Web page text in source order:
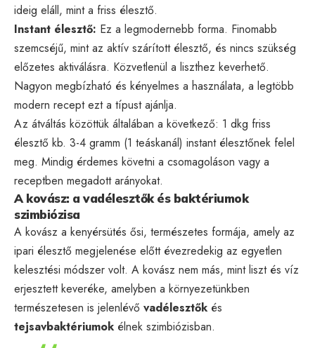
ideig eláll, mint a friss élesztő.
Instant élesztő: Ez a legmodernebb forma. Finomabb
szemcséjű, mint az aktív szárított élesztő, és nincs szükség
előzetes aktiválásra. Közvetlenül a liszthez keverhető.
Nagyon megbízható és kényelmes a használata, a legtöbb
modern recept ezt a típust ajánlja.
Az átváltás közöttük általában a következő: 1 dkg friss
élesztő kb. 3-4 gramm (1 teáskanál) instant élesztőnek felel
meg. Mindig érdemes követni a csomagoláson vagy a
receptben megadott arányokat.
A kovász: a vadélesztők és baktériumok
szimbiózisa
A kovász a kenyérsütés ősi, természetes formája, amely az
ipari élesztő megjelenése előtt évezredekig az egyetlen
kelesztési módszer volt. A kovász nem más, mint liszt és víz
erjesztett keveréke, amelyben a környezetünkben
természetesen is jelenlévő vadélesztők és
tejsavbaktériumok élnek szimbiózisban.